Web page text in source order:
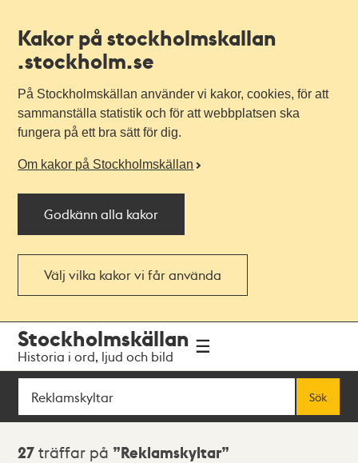
Kakor på stockholmskallan
.stockholm.se
På Stockholmskällan använder vi kakor, cookies, för att
sammanställa statistik och för att webbplatsen ska
fungera på ett bra sätt för dig.
Om kakor på Stockholmskällan
Godkänn alla kakor
Välj vilka kakor vi får använda
navigationen
huvudinnehållet
Stockholmskällan
Historia i ord, ljud och bild
Sök
Sök
Sökresultat
27 träffar på Reklamskyltar